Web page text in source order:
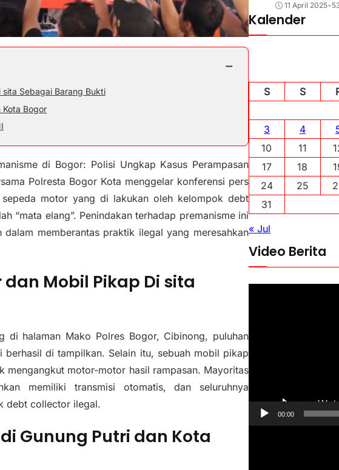
−
Sebagai Barang Bukti
Kota Bogor
di Bogor: Polisi Ungkap Kasus Perampasan
Polresta Bogor Kota menggelar konferensi pers
motor yang di lakukan oleh kelompok debt
“mata elang”. Penindakan terhadap premanisme ini
memberantas praktik ilegal yang meresahkan
Mobil Pikap Di sita
di halaman Mako Polres Bogor, Cibinong, puluhan
di tampilkan. Selain itu, sebuah mobil pikap
mengangkut motor-motor hasil rampasan. Mayoritas
memiliki transmisi otomatis, dan seluruhnya
debt collector ilegal.
Gunung Putri dan Kota
11 April 2025•
Kalender
S
S
3
4
10
11
17
18
24
25
31
« Jul
Video Berita
u
t
a
r
i
00:00